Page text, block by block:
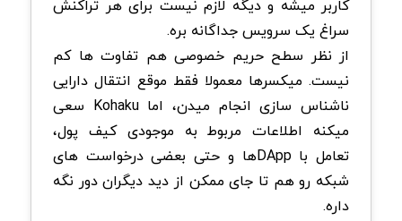
کاربر میشه و دیگه لازم نیست برای هر تراکنش
سراغ یک سرویس جداگانه بره.
از نظر سطح حریم خصوصی هم تفاوت ها کم
نیست. میکسرها معمولا فقط موقع انتقال دارایی
ناشناس سازی انجام میدن، اما Kohaku سعی
میکنه اطلاعات مربوط به موجودی کیف پول،
تعامل با DAppها و حتی بعضی درخواست های
شبکه رو هم تا جای ممکن از دید دیگران دور نگه
داره.